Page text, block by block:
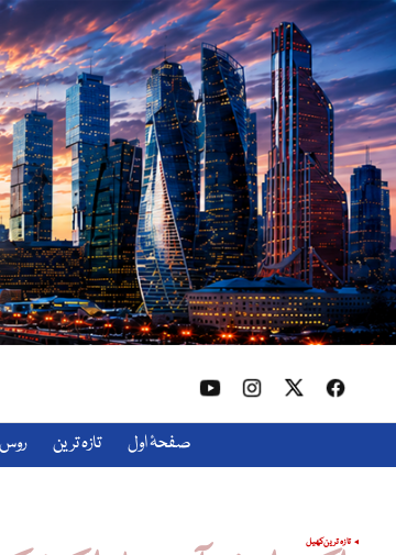
صفحۂ اول تازہ ترین روس
تازہ ترینکھیل